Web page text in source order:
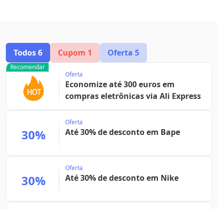
Todos6 Cupom 1 Oferta 5
Recomendar
Oferta
Economize até 300 euros em
compras eletrônicas via Ali Express
30%
Oferta
Até 30% de desconto em Bape
30%
Oferta
Até 30% de desconto em Nike